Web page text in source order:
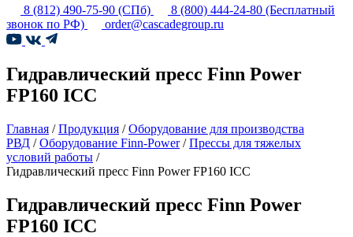
8 (812) 490-75-90 (СПб) 8 (800) 444-24-80 (Бесплатный
звонок по РФ)
order@cascadegroup.ru
Гидравлический пресс Finn Power
FP160 ICC
Главная /Продукция /Оборудование для производства
РВД /Оборудование Finn-Power/Прессы для тяжелых
условий работы /
Гидравлический пресс Finn Power FP160 ICC
Гидравлический пресс Finn Power
FP160 ICC